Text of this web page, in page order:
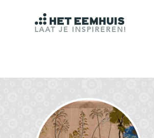
LAAT JE INSPIREREN!